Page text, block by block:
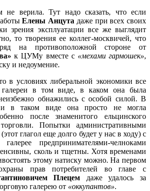
не верила. Тут надо сказать, что если
Елены Анцута даже при всех своих
зрения эксплуатации все же выглядит
то творения ее коллег-москвичей, что
на противоположной стороне от
к ЦУМу вместе с «мехами гармошек»,
и недоумение.
в условиях либеральной экономики все
галереи в том виде, в каком она была
обнажились с особой силой. В
в таком виде она просто не могла
после знаменитого ельцинского
Попытки административными
глагол еще долго будет у нас в ходу) с
предпринимателями-челноками
сколь и тщетны. Хотя временами
этому натиску можно. На первом
прав потребителей во главе с
Плецем даже удалось за
галерею от «оккупантов».